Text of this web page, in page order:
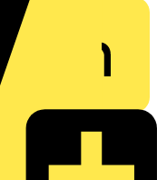
zu Branchennews,
– alles auf einer